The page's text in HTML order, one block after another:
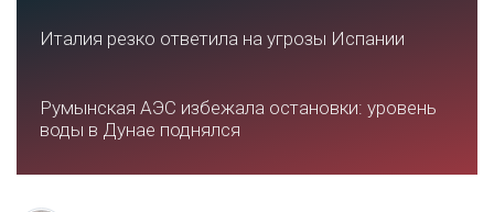
Италия резко ответила на угрозы Испании
Румынская АЭС избежала остановки: уровень
воды в Дунае поднялся